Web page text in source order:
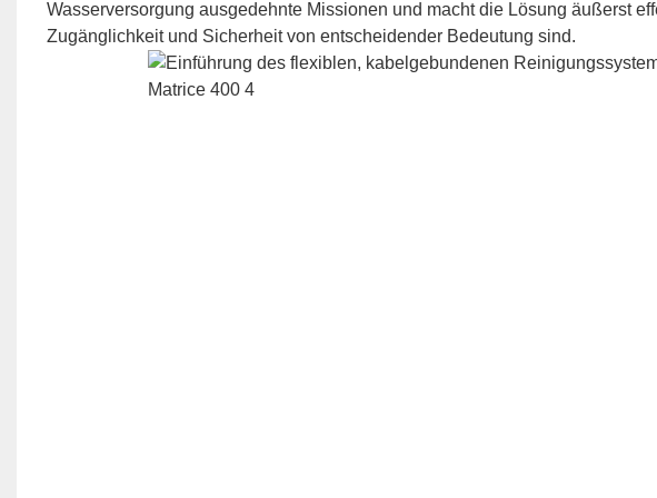
Wasserversorgung ausgedehnte Missionen und macht die Lösung äußerst
Zugänglichkeit und Sicherheit von entscheidender Bedeutung sind.